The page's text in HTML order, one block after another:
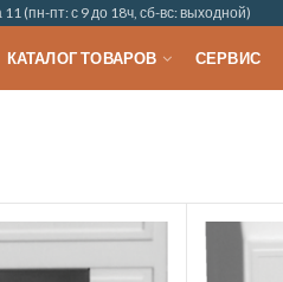
(пн-пт: с 9 до 18ч, сб-вс: выходной)
КАТАЛОГ ТОВАРОВ СЕРВИС